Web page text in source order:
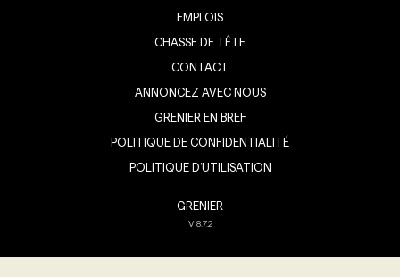
EMPLOIS
CHASSE DE TÊTE
CONTACT
ANNONCEZ AVEC NOUS
GRENIER EN BREF
POLITIQUE DE CONFIDENTIALITÉ
POLITIQUE D’UTILISATION
GRENIER
V8.7.2